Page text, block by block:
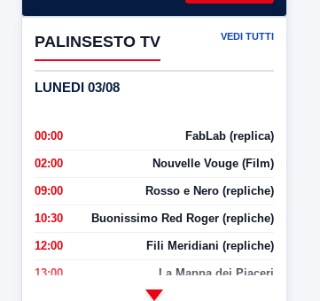
PALINSESTO TV VEDI TUTTI
LUNEDI 03/08
00:00 FabLab (replica)
02:00 Nouvelle Vouge (Film)
09:00 Rosso e Nero (repliche)
10:30 Buonissimo Red Roger (repliche)
12:00 Fili Meridiani (repliche)
13:00 La Mappa dei Piaceri